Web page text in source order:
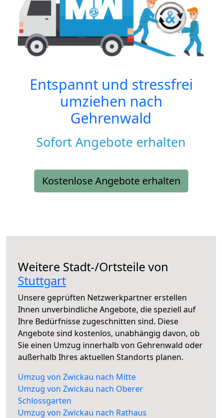
Entspannt und stressfrei
umziehen nach
Gehrenwald
Sofort Angebote erhalten
Kostenlose Angebote erhalten
Weitere Stadt-/Ortsteile von
Stuttgart
Unsere geprüften Netzwerkpartner erstellen
Ihnen unverbindliche Angebote, die speziell auf
Ihre Bedürfnisse zugeschnitten sind. Diese
Angebote sind kostenlos, unabhängig davon, ob
Sie einen Umzug innerhalb von Gehrenwald oder
außerhalb Ihres aktuellen Standorts planen.
Umzug von Zwickau nach Mitte
Umzug von Zwickau nach Oberer
Schlossgarten
Umzug von Zwickau nach Rathaus